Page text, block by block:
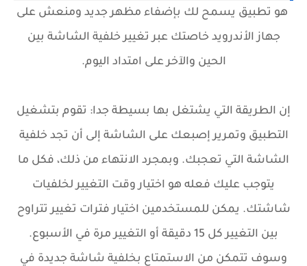
هو تطبيق يسمح لك بإضفاء مظهر جديد ومنعش على
جهاز الأندرويد خاصتك عبر تغيير خلفية الشاشة بين
الحين والآخر على امتداد اليوم.
إن الطريقة التي يشتغل بها بسيطة جدا: تقوم بتشغيل
التطبيق وتمرير إصبعك على الشاشة إلى أن تجد خلفية
الشاشة التي تعجبك. وبمجرد الانتهاء من ذلك، فكل ما
يتوجب عليك فعله هو اختيار وقت التغيير لخلفيات
شاشتك. يمكن للمستخدمين اختيار فترات تغيير تتراوح
بين التغيير كل 15 دقيقة أو التغيير مرة في الأسبوع.
وسوف تتمكن من الاستمتاع بخلفية شاشة جديدة في